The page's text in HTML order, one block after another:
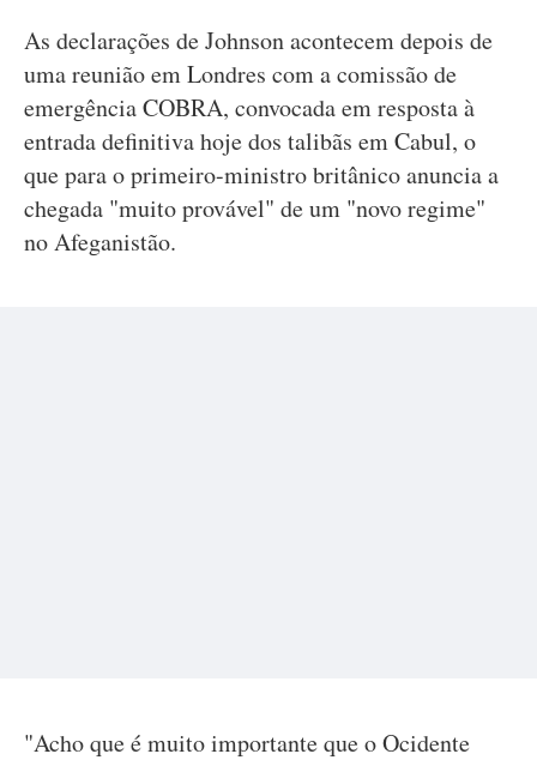
As declarações de Johnson acontecem depois de
uma reunião em Londres com a comissão de
emergência COBRA, convocada em resposta à
entrada definitiva hoje dos talibãs em Cabul, o
que para o primeiro-ministro britânico anuncia a
chegada "muito provável" de um "novo regime"
no Afeganistão.
"Acho que é muito importante que o Ocidente